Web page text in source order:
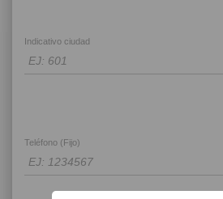
Indicativo ciudad
Teléfono (Fijo)